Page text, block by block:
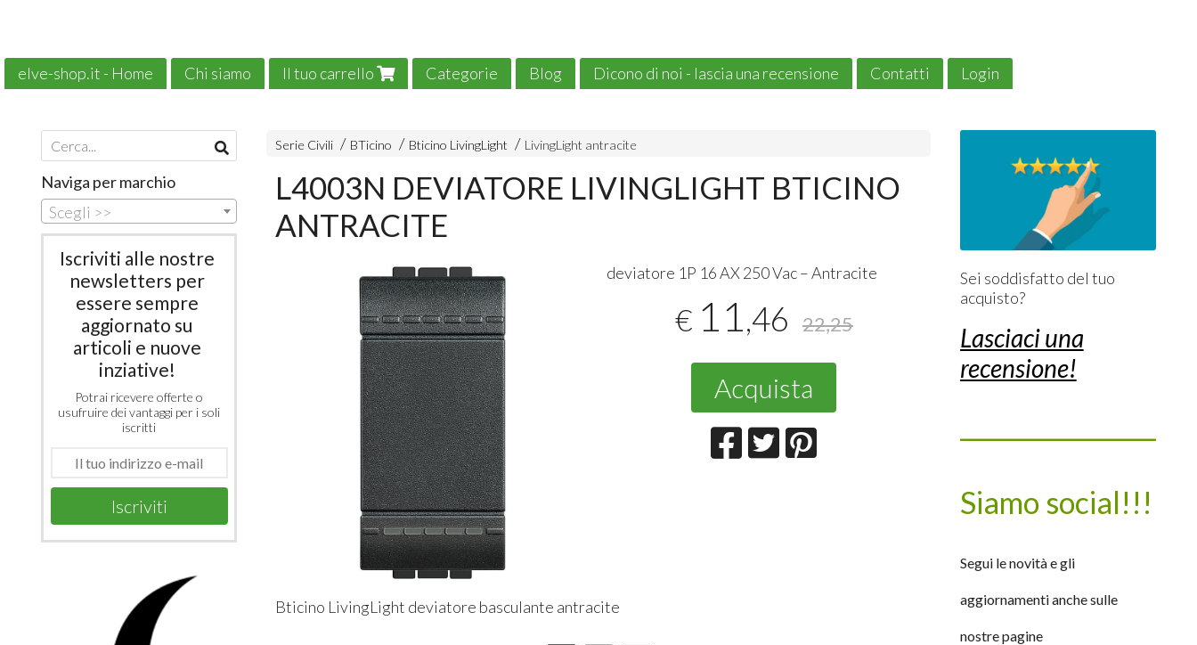
elve-shop.it - Home Chi siamo Il tuo carrello Categorie Blog Dicono di noi - lascia una recensione Contatti
Login
Serie Civili BTicino Bticino LivingLight LivingLight antracite
L4003N DEVIATORE LIVINGLIGHT BTICINO
ANTRACITE
deviatore 1P 16 AX 250 Vac – Antracite
€ 11,46 22,25
Acquista
Bticino LivingLight deviatore basculante antracite
Naviga per marchio
Scegli >>
Iscriviti alle nostre
newsletters per
essere sempre
aggiornato su
articoli e nuove
inziative!
Potrai ricevere offerte o
usufruire dei vantaggi per i soli
iscritti
Iscriviti
Sei soddisfatto del tuo
acquisto?
Lasciaci una
recensione!
Siamo social!!!
Segui le novità e gli
aggiornamenti anche sulle
nostre pagine